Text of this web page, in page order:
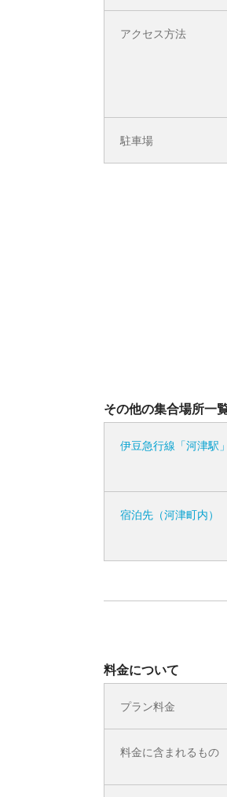
アクセス方法
駐車場
その他の集合場所一
伊豆急行線「河津駅」
宿泊先（河津町内）
料金について
プラン料金
料金に含まれるもの